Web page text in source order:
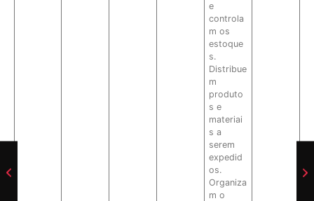
e
controla
m os
estoque
s.
Distribue
m
produto
s e
materiai
s a
serem
expedid
os.
Organiza
m o